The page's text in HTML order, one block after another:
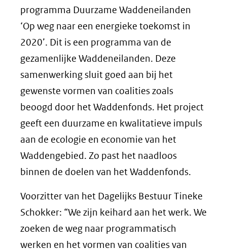
programma Duurzame Waddeneilanden
‘Op weg naar een energieke toekomst in
2020’. Dit is een programma van de
gezamenlijke Waddeneilanden. Deze
samenwerking sluit goed aan bij het
gewenste vormen van coalities zoals
beoogd door het Waddenfonds. Het project
geeft een duurzame en kwalitatieve impuls
aan de ecologie en economie van het
Waddengebied. Zo past het naadloos
binnen de doelen van het Waddenfonds.
Voorzitter van het Dagelijks Bestuur Tineke
Schokker: “We zijn keihard aan het werk. We
zoeken de weg naar programmatisch
werken en het vormen van coalities van